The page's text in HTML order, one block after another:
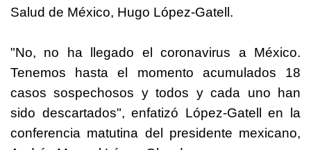
Salud de México, Hugo López-Gatell.
"No, no ha llegado el coronavirus a México.
Tenemos hasta el momento acumulados 18
casos sospechosos y todos y cada uno han
sido descartados", enfatizó López-Gatell en la
conferencia matutina del presidente mexicano,